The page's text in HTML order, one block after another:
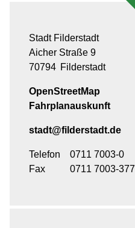
Stadt Filderstadt
Aicher Straße 9
70794 Filderstadt
OpenStreetMap
Fahrplanauskunft
stadt@filderstadt.de
Telefon
0711 7003-0
Fax
0711 7003-377